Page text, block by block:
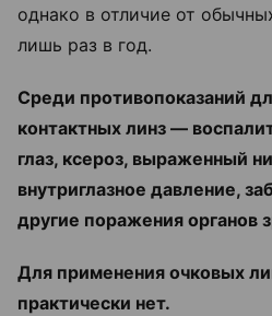
однако в отличие от
лишь раз в год.
Среди противопоказаний
контактных линз —
глаз, ксероз, выраженный
внутриглазное давление,
другие поражения органов
Для применения очковых
практически нет.